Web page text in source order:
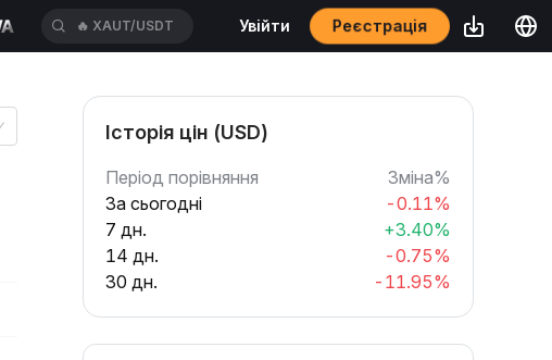
🔥 ACEUSDT Увійти Реєстрація
Історія цін (USD)
Період порівняння
Зміна%
За сьогодні
-0.11%
7 дн.
+3.40%
14 дн.
-0.75%
30 дн.
-11.95%